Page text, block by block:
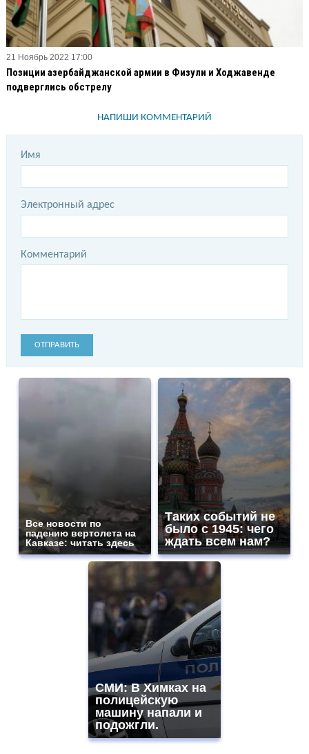
21 Ноябрь 2022 17:00
Позиции азербайджанской армии в Физули и Ходжавенде
подверглись обстрелу
НАПИШИ КОММЕНТАРИЙ
Имя
Электронный адрес
Комментарий
ОТПРАВИТЬ
Все новости по
падению вертолета на
Кавказе: читать здесь
Таких событий не
было с 1945: чего
ждать всем нам?
СМИ: В Химках на
полицейскую
машину напали и
подожгли.